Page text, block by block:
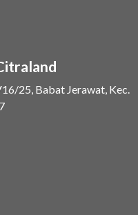
25, Babat Jerawat, Kec.